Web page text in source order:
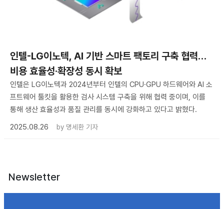
인텔-LG이노텍, AI 기반 스마트 팩토리 구축 협력…
비용 효율성·확장성 동시 확보
인텔은 LG이노텍과 2024년부터 인텔의 CPU·GPU 하드웨어와 AI 소
프트웨어 툴킷을 활용한 검사 시스템 구축을 위해 협력 중이며, 이를
통해 생산 효율성과 품질 관리를 동시에 강화하고 있다고 밝혔다.
2025.08.26
by 명세환 기자
Newsletter